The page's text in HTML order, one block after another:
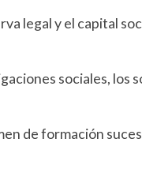
legal y el capital
sociales, los
de formación